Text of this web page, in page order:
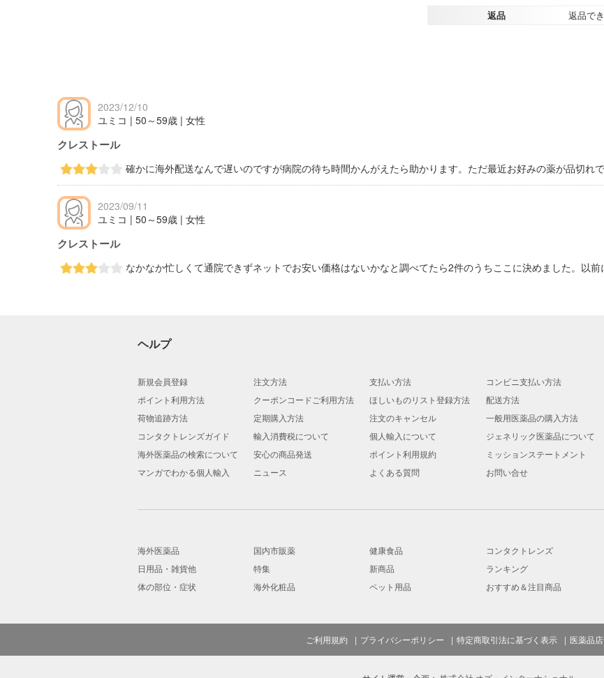
返品 返品で
2023/12/10
ユミコ | 50～59歳 | 女性
クレストール
確かに海外配送なんで遅いのですが病院の待ち時間かんがえたら助かります。ただ最近お好みの薬が品切れ
2023/09/11
ユミコ | 50～59歳 | 女性
クレストール
なかなか忙しくて通院できずネットでお安い価格はないかなと調べてたら2件のうちここに決めました。以
ヘルプ
新規会員登録 注文方法 支払い方法
コンビニ支払い方法
ポイント利用方法
クーポンコードご利用方法 ほしいものリスト登録方法
配送方法
荷物追跡方法
定期購入方法 注文のキャンセル
一般用医薬品の購入方法
コンタクトレンズガイド
輸入消費税について 個人輸入について
ジェネリック医薬品について
海外医薬品の検索について
安心の商品発送 ポイント利用規約
ミッションステートメント
マンガでわかる個人輸入
ニュース よくある質問 お問い合せ
海外医薬品 国内市販薬 健康食品
コンタクトレンズ
日用品・雑貨他
特集 新商品
ランキング
体の部位・症状
海外化粧品 ペット用品 おすすめ＆注目商品
ご利用規約 プライバシーポリシー 特定商取引法に基づく表示 医薬品